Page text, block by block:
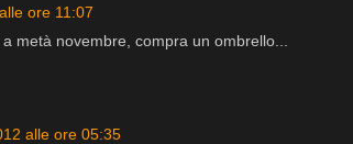
ore 11:07
metà novembre, compra un ombrello...
alle ore 05:35